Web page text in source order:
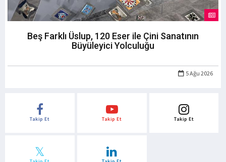
Beş Farklı Üslup, 120 Eser ile Çini Sanatının
Büyüleyici Yolculuğu
5 Ağu 2026
Takip Et Takip Et Takip Et